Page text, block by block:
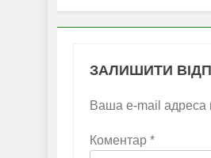
ЗАЛИШИТИ
Ваша e-mail адреса
Коментар *